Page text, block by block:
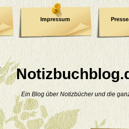
Ein Blog über Notizbücher und die
Impressum
Datenschutzerklärung